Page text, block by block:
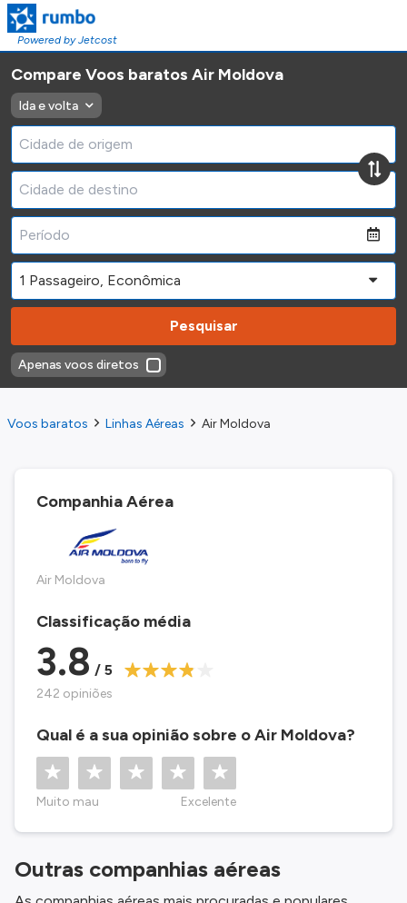
Powered by Jetcost
Compare Voos baratos Air Moldova
Ida e volta
Pesquisar
Apenas voos diretos
Voos baratos Linhas Aéreas Air Moldova
Companhia Aérea
Air Moldova
Classificação média
3.8 / 5
242 opiniões
Qual é a sua opinião sobre o Air Moldova?
Muito mau Excelente
Outras companhias aéreas